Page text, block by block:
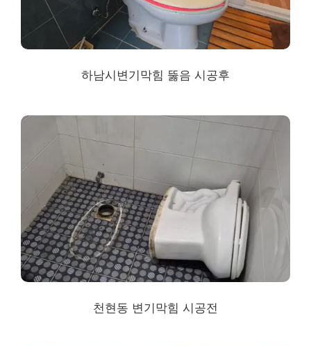
하남시변기막힘 뚫음 시공후
천현동 변기막힘 시공전